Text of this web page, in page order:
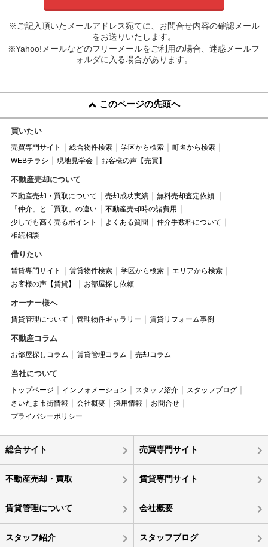
※ご記入頂いたメールアドレス宛てに、お問合せ内容の確認メール
をお送りいたします。
※Yahoo!メールなどのフリーメールをご利用の場合、迷惑メールフ
ォルダに入る場合があります。
このページの先頭へ
買いたい
売買専門サイト 総合物件検索 学区から検索
町名から検索
WEBチラシ
現地見学会 お客様の声【売買】
不動産売却について
不動産売却・買取について 売却成功実績
無料売却査定依頼
「仲介」と「買取」の違い
不動産売却時の諸費用
少しでも高く売るポイント
よくある質問
仲介手数料について
相続相談
借りたい
賃貸専門サイト 賃貸物件検索 学区から検索
エリアから検索
お客様の声【賃貸】
お部屋探し依頼
オーナー様へ
賃貸管理について 管理物件ギャラリー 賃貸リフォーム事例
不動産コラム
お部屋探しコラム 賃貸管理コラム 売却コラム
当社について
トップページ インフォメーション スタッフ紹介
スタッフブログ
さいたま市街情報
会社概要 採用情報
お問合せ
プライバシーポリシー
総合サイト 売買専門サイト
不動産売却・買取 賃貸専門サイト
賃貸管理について 会社概要
スタッフ紹介 スタッフブログ